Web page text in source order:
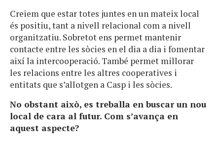
Creiem que estar totes juntes en un mateix local
és positiu, tant a nivell relacional com a nivell
organitzatiu. Sobretot ens permet mantenir
contacte entre les sòcies en el dia a dia i fomentar
així la intercooperació. També permet millorar
les relacions entre les altres cooperatives i
entitats que s’allotgen a Casp i les sòcies.
No obstant això, es treballa en buscar un nou
local de cara al futur. Com s’avança en
aquest aspecte?